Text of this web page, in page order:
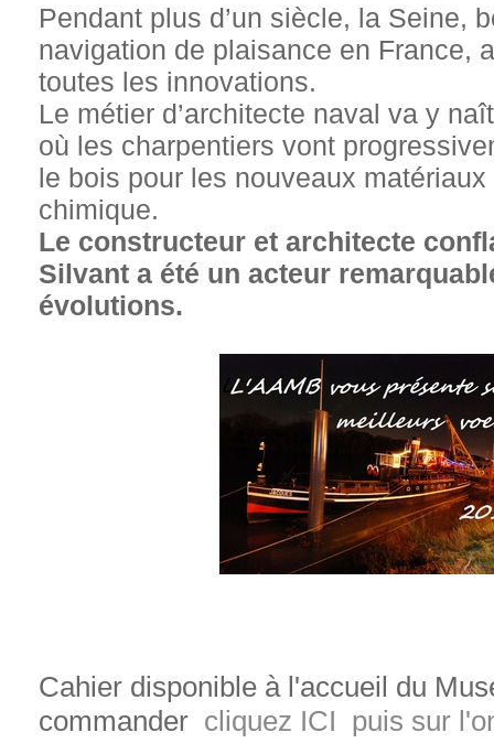
Pendant plus d’un siècle, la Seine,
navigation de plaisance en France,
toutes les innovations.
Le métier d’architecte naval va y
où les charpentiers vont
le bois pour les nouveaux matériaux
chimique.
Le constructeur et architecte
Silvant a été un acteur
évolutions.
Cahier disponible à l'accueil du
commander cliquez ICI puis sur